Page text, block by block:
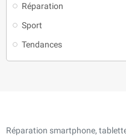
Réparation
Sport
Tendances
Réparation smartphone,